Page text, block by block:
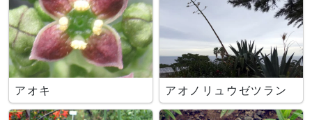
アオキ アオノリュウゼツラン